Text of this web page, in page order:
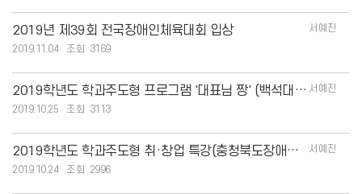
2019년 제39회 전국장애인체육대회 입상
서예진
2019.11.04
3169
2019학년도 학과주도형 프로그램 '대표님 짱' (백석대학교) 서예진
2019.10.25
3113
2019학년도 학과주도형 취·창업 특강(충청북도장애인체육회)
서예진
2019.10.24
2996